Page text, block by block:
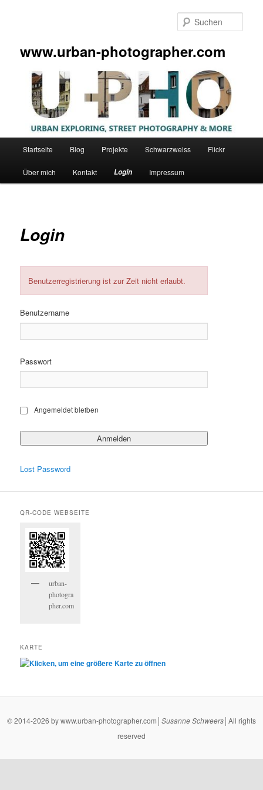
www.urban-photographer.com
Startseite Blog Projekte Schwarzweiss Flickr
Über mich Kontakt Login Impressum
Login
Benutzerregistrierung ist zur Zeit nicht erlaubt.
Benutzername
Passwort
Angemeldet bleiben
Lost Password
QR-CODE WEBSEITE
urban-
photogra
pher.com
KARTE
© 2014-2026 by www.urban-photographer.com│ SusanneSchweers│All rights
reserved